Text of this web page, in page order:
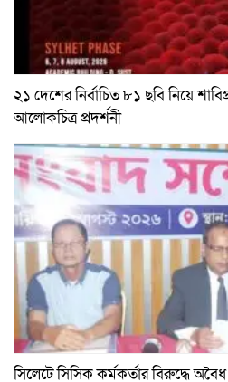
২১ দেশের নির্বাচিত ৮১ ছবি নিয়ে
আলোকচিত্র প্রদর্শনী
সিলেটে সিসিক কর্মকর্তার বিরুদ্ধে